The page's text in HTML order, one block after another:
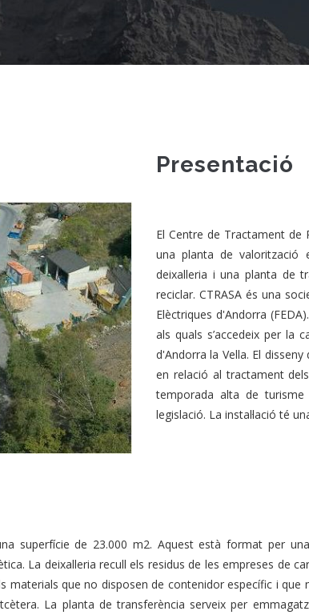
d'Ariadna
Presentació
El Centre de Tractament de
una planta de valorització
deixalleria i una planta de
reciclar. CTRASA és una
Elèctriques d'Andorra
als quals s’accedeix per la
d'Andorra la Vella. El
en relació al tractament
temporada alta de
legislació. La instal·lació té
superfície de 23.000 m2. Aquest està format per
La deixalleria recull els residus de les empreses de
materials que no disposen de contenidor específic i
La planta de transferència serveix per